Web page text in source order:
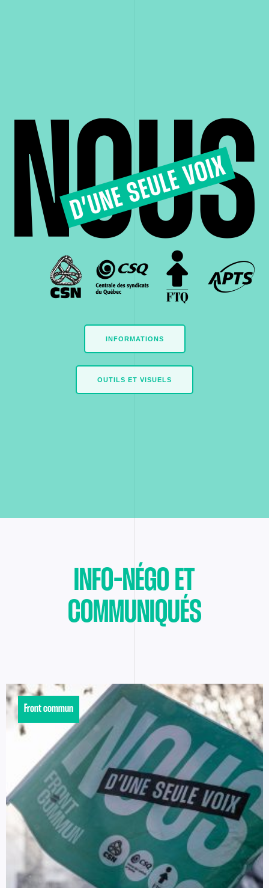
INFORMATIONS
OUTILS ET VISUELS
INFO-NÉGO ET
COMMUNIQUÉS
Front commun